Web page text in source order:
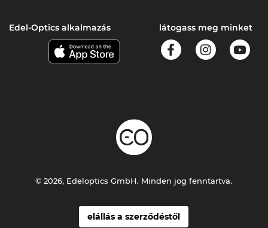
Edel-Optics alkalmazás látogass meg minket
elállás a szerződéstől
© 2026, Edeloptics GmbH. Minden jog fenntartva.